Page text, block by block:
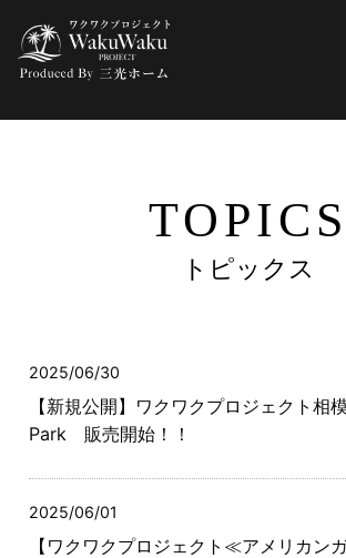
トピックス
TOPICS
2025/06/30
【新規公開】ワクワクプロジェクト相
Park 販売開始！！
2025/06/01
【ワクワクプロジェクト≪アメリカン